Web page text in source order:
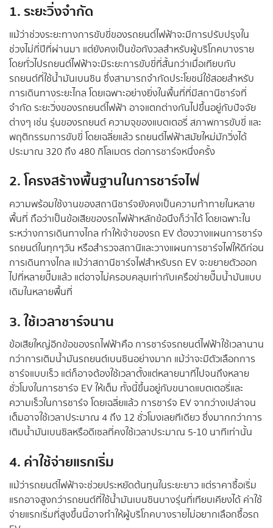
1. ระยะวิ่งจำกัด
แม้ว่าช่วงระยะทางการขับขี่ของรถยนต์ไฟฟ้าจะมีการปรับปรุงใน
ช่วงไม่กี่ปีที่ผ่านมา แต่ยังคงเป็นข้อกังวลสำหรับผู้บริโภคบางราย
โดยทั่วไปรถยนต์ไฟฟ้าจะมีระยะการขับขี่ที่สั้นกว่าเมื่อเทียบกับ
รถยนต์ที่ใช้น้ำมันเบนซิน ซึ่งสามารถจำกัดประโยชน์ใช้สอยสำหรับ
การเดินทางระยะไกล โดยเฉพาะอย่างยิ่งในพื้นที่ที่มีสถานีชาร์จที่
จำกัด ระยะวิ่งของรถยนต์ไฟฟ้า อาจแตกต่างกันไปขึ้นอยู่กับปัจจัย
ต่างๆ เช่น รุ่นของรถยนต์ ความจุของแบตเตอรี่ สภาพการขับขี่ และ
พฤติกรรมการขับขี่ โดยเฉลี่ยแล้ว รถยนต์ไฟฟ้าสมัยใหม่มักวิ่งได้
ประมาณ 320 ถึง 480 กิโลเมตร ต่อการชาร์จหนึ่งครั้ง
2. โครงสร้างพื้นฐานในการชาร์จไฟ
ความพร้อมใช้งานของสถานีชาร์จยังคงเป็นความท้าทายในหลาย
พื้นที่ ถือว่าเป็นข้อเสียของรถไฟฟ้าหลักข้อนึงก็ว่าได้ โดยเฉพาะใน
ระหว่างการเดินทางไกล ทำให้เจ้าของรถ EV ต้องวางแผนการชาร์จ
รถยนต์ในทุกๆวัน หรือสำรวจสถานีและวางแผนการชาร์จไฟให้ดีก่อน
การเดินทางไกล แม้ว่าสถานีชาร์จไฟสำหรับรถ EV จะขยายตัวออก
ไปที่หลายปั๊มแล้ว แต่อาจไม่ครอบคลุมเท่ากับเครือข่ายปั๊มน้ำมันแบบ
เดิมในหลายพื้นที่
3. ใช้เวลาชาร์จนาน
ข้อเสียใหญ่อีกข้อของรถไฟฟ้าคือ การชาร์จรถยนต์ไฟฟ้าใช้เวลานาน
กว่าการเติมน้ำมันรถยนต์เบนซินอย่างมาก แม้ว่าจะมีตัวเลือกการ
ชาร์จแบบเร็ว แต่ก็อาจต้องใช้เวลาตั้งแต่หลายนาทีไปจนถึงหลาย
ชั่วโมงในการชาร์จ EV ให้เต็ม ทั้งนี้ขึ้นอยู่กับขนาดแบตเตอรี่และ
ความเร็วในการชาร์จ โดยเฉลี่ยแล้ว การชาร์จ EV จากว่างเปล่าจน
เต็มอาจใช้เวลาประมาณ 4 ถึง 12 ชั่วโมงเลยทีเดียว ซึ่งมากกว่าการ
เติมน้ำมันเบนซิลหรือดีเซลที่คงใช้เวลาประมาณ 5-10 นาทีเท่านั้น
4. ค่าใช้จ่ายแรกเริ่ม
แม้ว่ารถยนต์ไฟฟ้าจะช่วยประหยัดต้นทุนในระยะยาว แต่ราคาซื้อเริ่ม
แรกอาจสูงกว่ารถยนต์ที่ใช้น้ำมันเบนซินบางรุ่นที่เทียบเคียงได้ ค่าใช้
จ่ายแรกเริ่มที่สูงขึ้นนี้อาจทำให้ผู้บริโภคบางรายไม่อยากเลือกซื้อรถ